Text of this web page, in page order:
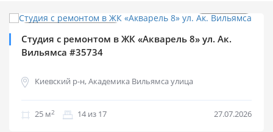
Студия с ремонтом в ЖК «Акварель 8» ул. Ак.
Вильямса #35734
Киевский р-н, Академика Вильямса улица
25 м2 14 из 17 27.07.2026